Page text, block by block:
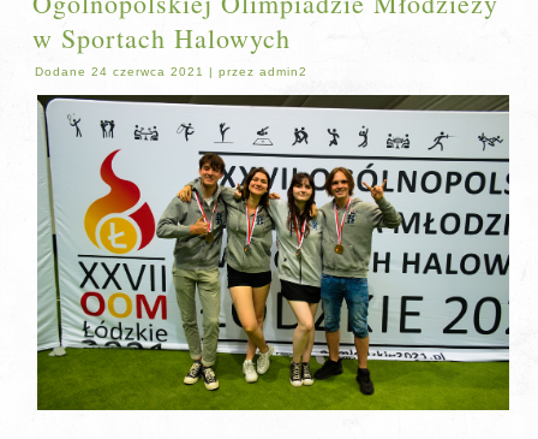
w Sportach Halowych
Dodane 24 czerwca 2021 |przez admin2